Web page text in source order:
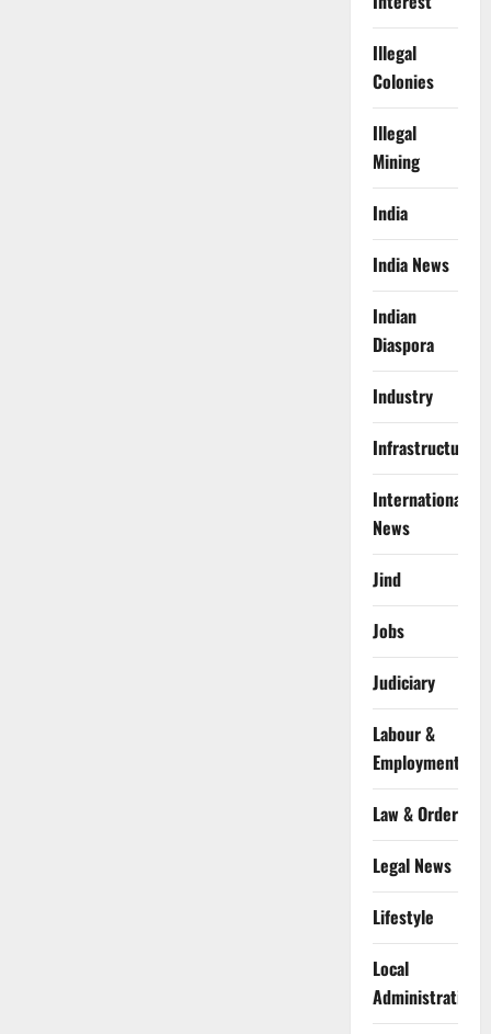
Illegal
Colonies
Illegal
Mining
India
India News
Indian
Diaspora
Industry
Infrastructure
International
News
Jind
Jobs
Judiciary
Labour &
Employment
Law & Order
Legal News
Lifestyle
Local
Administration